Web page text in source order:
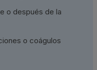
o después de la
o coágulos